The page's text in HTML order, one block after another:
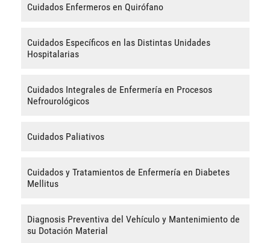
Cuidados Enfermeros en Quirófano
Cuidados Específicos en las Distintas Unidades
Hospitalarias
Cuidados Integrales de Enfermería en Procesos
Nefrourológicos
Cuidados Paliativos
Cuidados y Tratamientos de Enfermería en Diabetes
Mellitus
Diagnosis Preventiva del Vehículo y Mantenimiento de
su Dotación Material